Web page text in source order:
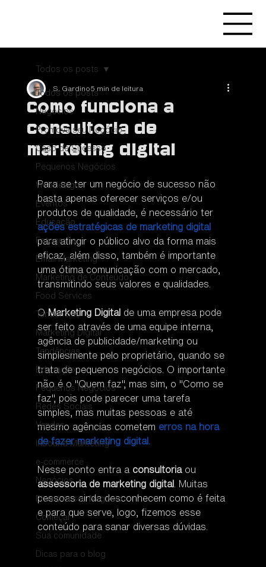
Todos os posts
Negócios
Promova seu Negócio
Caso de Sucesso
Pequenos Negócios
Webdesign
Eventos
Educação
Fotografia
Email Marketing
Marketing de Conteúdo
Food Services
Tendências
Marketing Digital
Tendências
Educação
Pequenos Negócios
Redes Sociais
Vendas
Inbound Marketing
e-commerce
Negócios
Promova seu Negócio
Começar
Sua comunidade
Dicas para o blog
Todos os posts
Como funciona a
consultoria de
marketing digital
S. Gardino5 min de leitura
Para se ter um negócio de sucesso não
basta apenas oferecer serviços e/ou
produtos de qualidade, é necessário ter
ações estratégicas de marketing digital
para atingir o público alvo da forma mais
eficaz, além disso, também é importante
uma ótima comunicação com o mercado,
transmitindo seus valores e qualidades.
O Marketing Digital de uma empresa pode
ser feito através de uma equipe interna,
agência de publicidade/marketing ou
simplesmente pelo proprietário, quando se
trata de pequenos negócios. O importante
não é o "Quem faz", mas sim, o "Como se
faz", pois pode parecer uma tarefa
simples, mas muitas pessoas e até
mesmo agências cometem erros na hora
de fazer marketing digital.
Nesse ponto entra a consultoria ou
assessoria de marketing digital. Muitas
pessoas ainda desconhecem como é feita
e para que serve, logo, fizemos esse
conteúdo para sanar diversas dúvidas.